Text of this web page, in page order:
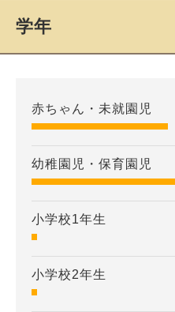
学年
赤ちゃん・未就園児
幼稚園児・保育園児
小学校1年生
小学校2年生